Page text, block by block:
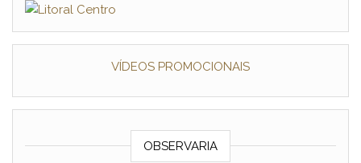
VÍDEOS PROMOCIONAIS
OBSERVARIA